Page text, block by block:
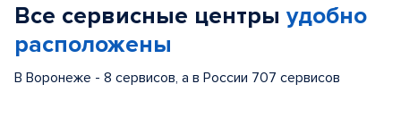
Все сервисные центры удобно
расположены
В Воронеже - 8 сервисов, а в России 707 сервисов